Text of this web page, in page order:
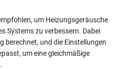
um Heizungsgeräusche
Systems zu verbessern. Dabei
berechnet, und die Einstellungen
um eine gleichmäßige